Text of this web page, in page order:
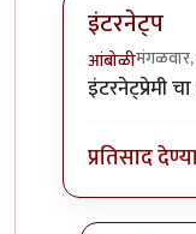
इंटरनेट्प
आंबोळी
In reply to
इंटरनेट्प्रेमी
प्रतिसाद